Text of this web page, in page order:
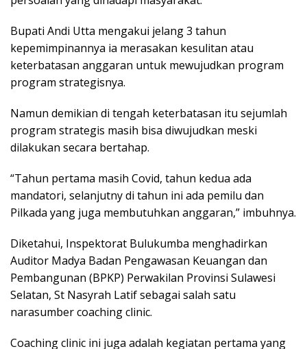
Bupati Andi Utta mengakui jelang 3 tahun
kepemimpinannya ia merasakan kesulitan atau
keterbatasan anggaran untuk mewujudkan program
program strategisnya.
Namun demikian di tengah keterbatasan itu sejumlah
program strategis masih bisa diwujudkan meski
dilakukan secara bertahap.
“Tahun pertama masih Covid, tahun kedua ada
mandatori, selanjutny di tahun ini ada pemilu dan
Pilkada yang juga membutuhkan anggaran,” imbuhnya.
Diketahui, Inspektorat Bulukumba menghadirkan
Auditor Madya Badan Pengawasan Keuangan dan
Pembangunan (BPKP) Perwakilan Provinsi Sulawesi
Selatan, St Nasyrah Latif sebagai salah satu
narasumber coaching clinic.
Coaching clinic ini juga adalah kegiatan pertama yang